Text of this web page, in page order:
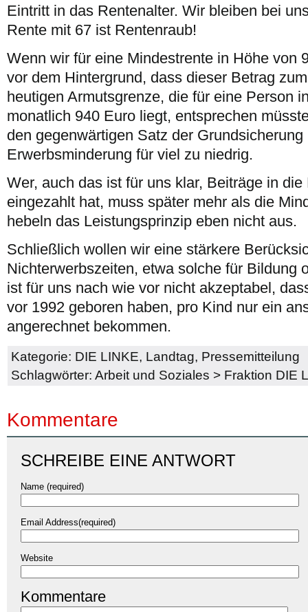
Eintritt in das Rentenalter. Wir bleiben bei
Rente mit 67 ist Rentenraub!
Wenn wir für eine Mindestrente in Höhe von
vor dem Hintergrund, dass dieser Betrag
heutigen Armutsgrenze, die für eine Person
monatlich 940 Euro liegt, entsprechen
den gegenwärtigen Satz der
Erwerbsminderung für viel zu niedrig.
Wer, auch das ist für uns klar, Beiträge in
eingezahlt hat, muss später mehr als die
hebeln das Leistungsprinzip eben nicht aus.
Schließlich wollen wir eine stärkere
Nichterwerbszeiten, etwa solche für Bildung
ist für uns nach wie vor nicht akzeptabel,
vor 1992 geboren haben, pro Kind nur ein
angerechnet bekommen.
Kategorie: DIE LINKE, Landtag, Pressemitteilung
Schlagwörter: Arbeit und Soziales > Fraktion DIE
Kommentare
SCHREIBE EINE ANTWORT
Name (required)
Email Address(required)
Website
Kommentare